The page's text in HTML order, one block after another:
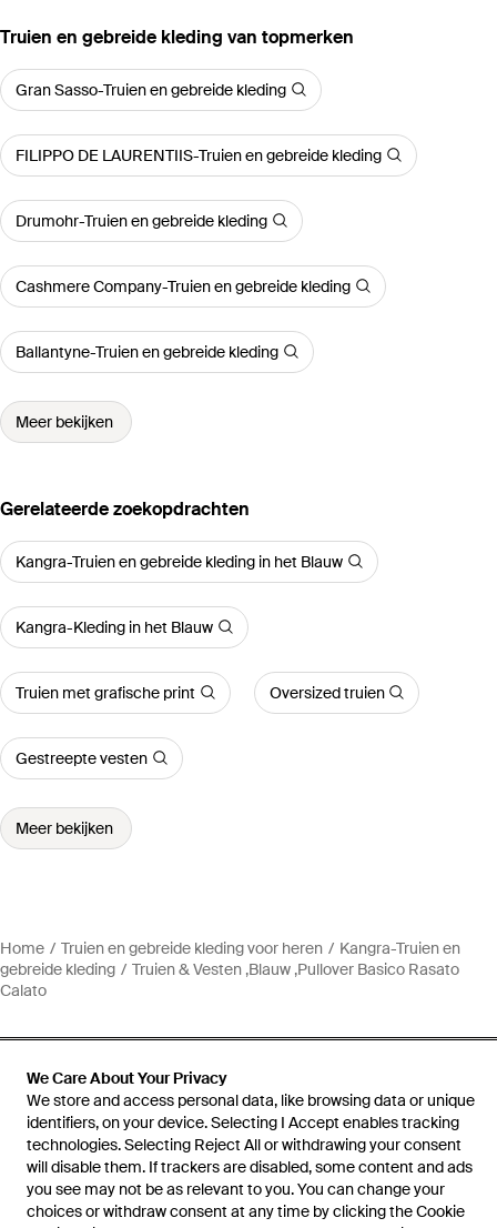
We Care About Your Privacy
We store and access personal data, like browsing data or unique
identifiers, on your device. Selecting I Accept enables tracking
technologies. Selecting Reject All or withdrawing your consent
will disable them. If trackers are disabled, some content and ads
you see may not be as relevant to you. You can change your
choices or withdraw consent at any time by clicking the Cookie
‪Truien en gebreide kleding‬ van topmerken
Gran Sasso-Truien en gebreide kleding
FILIPPO DE LAURENTIIS-Truien en gebreide kleding
Drumohr-Truien en gebreide kleding
Cashmere Company-Truien en gebreide kleding
Ballantyne-Truien en gebreide kleding
Meer bekijken
Gerelateerde zoekopdrachten
Kangra-Truien en gebreide kleding in het Blauw
Kangra-Kleding in het Blauw
Truien met grafische print Oversized truien
Gestreepte vesten
Meer bekijken
Home Truien en gebreide kleding voor heren
Kangra-Truien en
gebreide kleding
Truien & Vesten ,Blauw ,Pullover Basico Rasato
Calato
Hulp en informatie